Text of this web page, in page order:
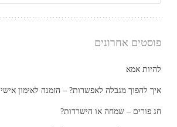
פוסטים אחרונים
להיות אמא
איך להפוך מגבלה לאפשרות? – הזמנה לאימון אישי
חג פורים – שמחה או הישרדות?